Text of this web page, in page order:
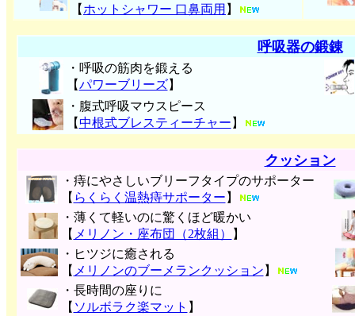
【 ホットシャワー 口鼻両用 】
呼吸器の鍛錬
・呼吸の筋肉を鍛える
【パワーブリーズ】
・腹式呼吸マウスピース
【中根式ブレスティーチャー 】
クッション
・痔にやさしいブリーフタイプのサポーター
【 らくらく温熱痔サポーター 】
・薄くて軽いのに驚くほど暖かい
【 メリノン・座布団（2枚組）
】
・ヒツジに癒される
【 メリノンのブーメランクッション 】
・長時間の座りに
【 ソルボラク楽マット 】